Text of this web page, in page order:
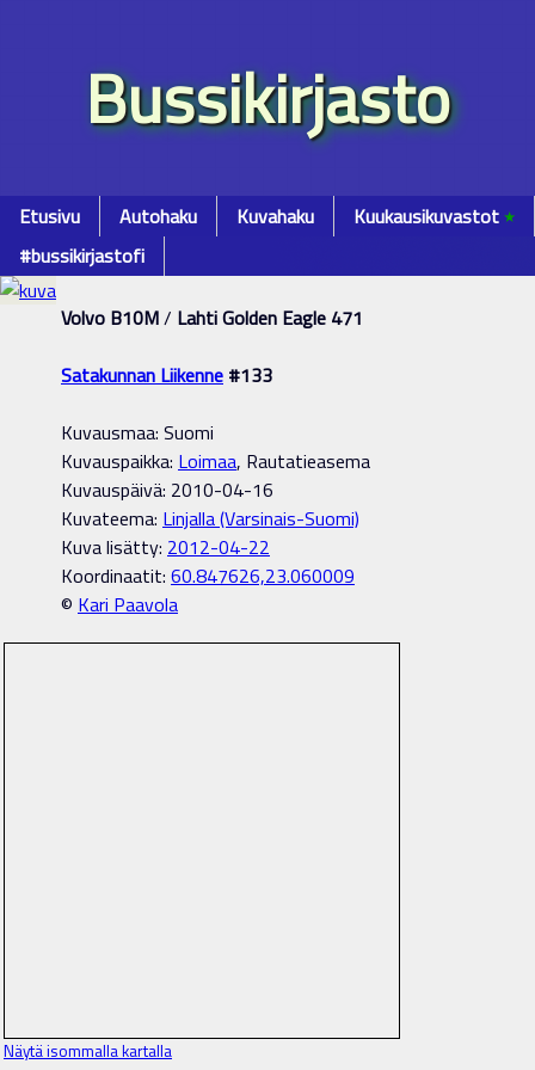
Bussikirjasto
Etusivu Autohaku Kuvahaku Kuukausikuvastot٭
#bussikirjastofi
Volvo B10M/ Lahti Golden Eagle 471
Satakunnan Liikenne #133
Kuvausmaa: Suomi
Kuvauspaikka: Loimaa, Rautatieasema
Kuvauspäivä: 2010-04-16
Kuvateema: Linjalla (Varsinais-Suomi)
Kuva lisätty: 2012-04-22
Koordinaatit: 60.847626,23.060009
© Kari Paavola
Näytä isommalla kartalla